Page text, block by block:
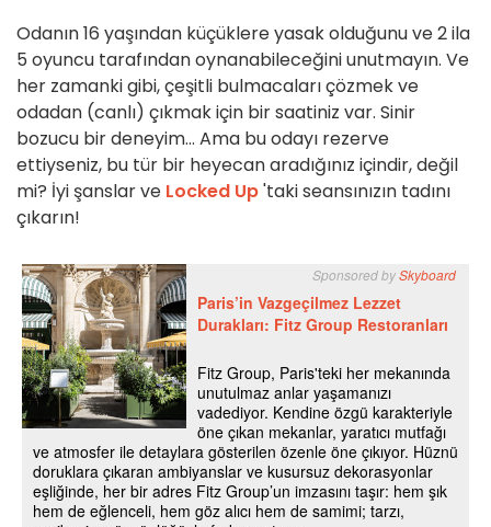
Odanın 16 yaşından küçüklere yasak olduğunu ve 2 ila
5 oyuncu tarafından oynanabileceğini unutmayın. Ve
her zamanki gibi, çeşitli bulmacaları çözmek ve
odadan (canlı) çıkmak için bir saatiniz var. Sinir
bozucu bir deneyim... Ama bu odayı rezerve
ettiyseniz, bu tür bir heyecan aradığınız içindir, değil
mi? İyi şanslar ve Locked Up'taki seansınızın tadını
çıkarın!